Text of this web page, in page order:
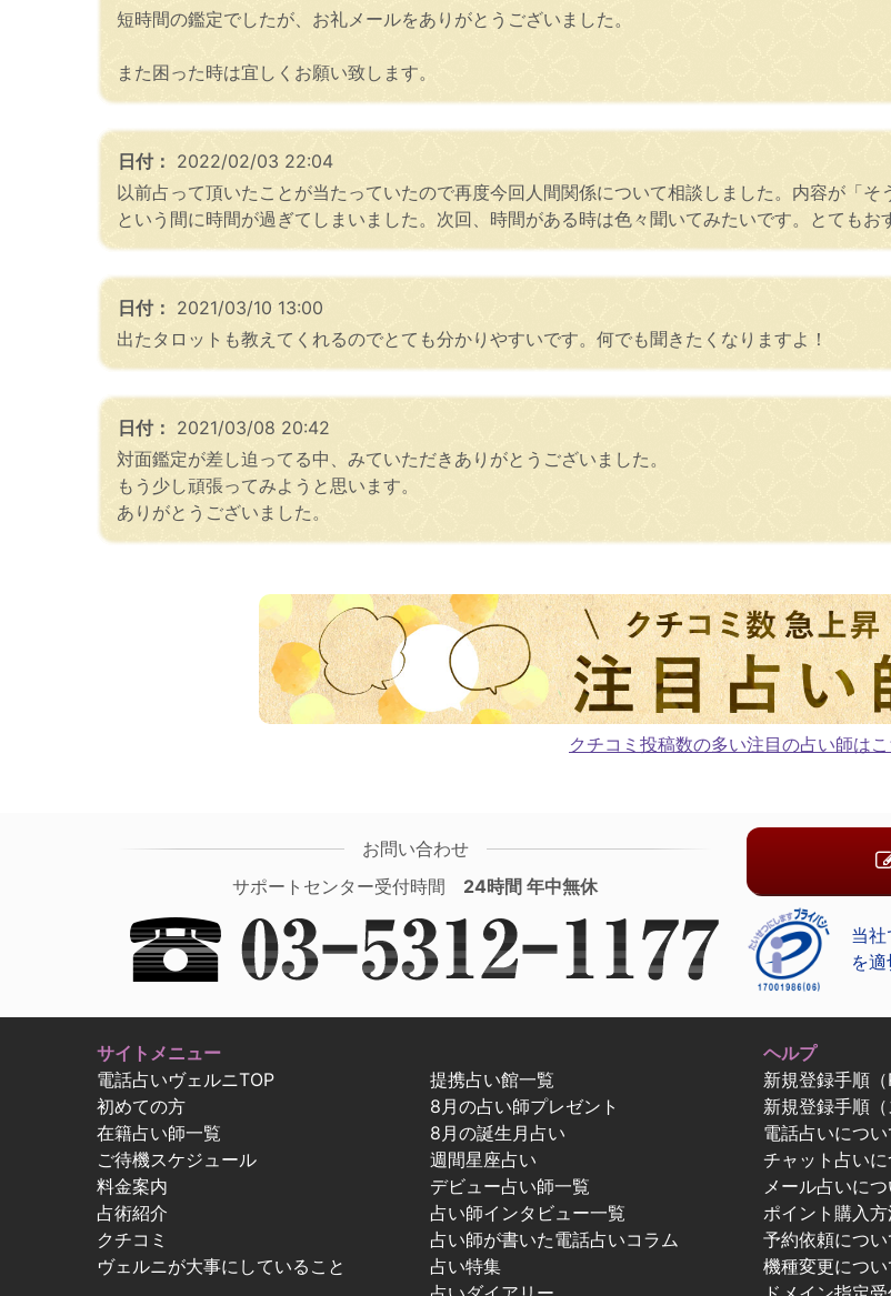
短時間の鑑定でしたが、お礼メールをありがとうございました。
また困った時は宜しくお願い致します。
日付： 2022/02/03 22:04
以前占って頂いたことが当たっていたので再度今回人間関係について相談しました。内容が「
という間に時間が過ぎてしまいました。次回、時間がある時は色々聞いてみたいです。とてもお
日付： 2021/03/10 13:00
出たタロットも教えてくれるのでとても分かりやすいです。何でも聞きたくなりますよ！
日付： 2021/03/08 20:42
対面鑑定が差し迫ってる中、みていただきありがとうございました。
もう少し頑張ってみようと思います。
ありがとうございました。
クチコミ投稿数の多い注目の占い師は
お問い合わせ
サポートセンター受付時間 24時間 年中無休
当
を
サイトメニュー
電話占いヴェルニTOP
初めての方
在籍占い師一覧
ご待機スケジュール
料金案内
占術紹介
クチコミ
ヴェルニが大事にしていること
提携占い館一覧
8月の占い師プレゼント
8月の誕生月占い
週間星座占い
デビュー占い師一覧
占い師インタビュー一覧
占い師が書いた電話占いコラム
占い特集
ヘルプ
新規登録手順（
新規登録手順（
電話占いについ
チャット占いに
メール占いに
ポイント購入
予約依頼につい
機種変更につい